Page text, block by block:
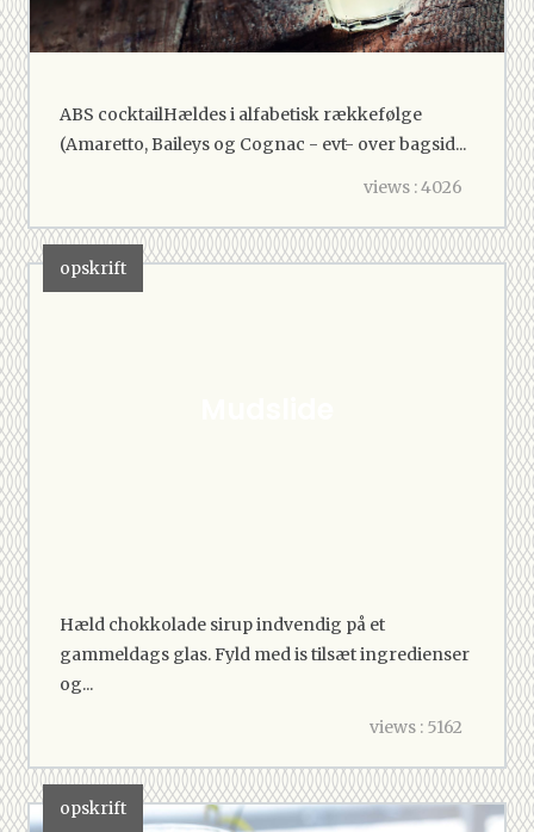
ABS cocktailHældes i alfabetisk rækkefølge
(Amaretto, Baileys og Cognac - evt- over bagsid...
views : 4026
opskrift
Hæld chokkolade sirup indvendig på et
gammeldags glas. Fyld med is tilsæt ingredienser
og...
views : 5162
opskrift